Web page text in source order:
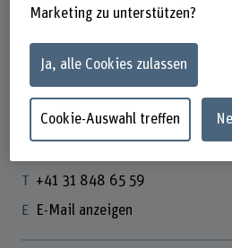
Elke Beutler
Sachbearbeiterin
+41 31 848 65 59
E-Mail anzeigen
Marketing zu unterstützen?
Ja, alle Cookies zulassen
Cookie-Auswahl treffen